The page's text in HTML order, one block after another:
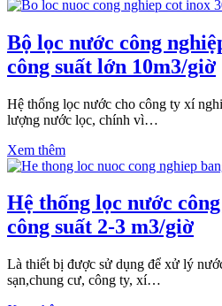
Bộ lọc nước công
công suất lớn 10m3/giờ
Hệ thống lọc nước cho công ty xí
lượng nước lọc, chính vì…
Xem thêm
Hệ thống lọc nước
công suất 2-3 m3/giờ
Là thiết bị được sử dụng để xử lý
sạn,chung cư, công ty, xí…